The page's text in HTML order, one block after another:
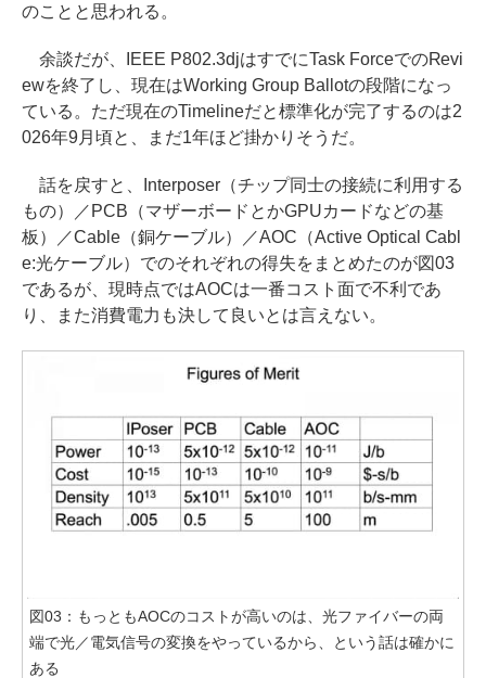
のことと思われる。
余談だが、IEEE P802.3djはすでにTask ForceでのRevi
ewを終了し、現在はWorking Group Ballotの段階になっ
ている。ただ現在のTimelineだと標準化が完了するのは2
026年9月頃と、まだ1年ほど掛かりそうだ。
話を戻すと、Interposer（チップ同士の接続に利用する
もの）／PCB（マザーボードとかGPUカードなどの基
板）／Cable（銅ケーブル）／AOC（Active Optical Cabl
e:光ケーブル）でのそれぞれの得失をまとめたのが図03
であるが、現時点ではAOCは一番コスト面で不利であ
り、また消費電力も決して良いとは言えない。
図03：もっともAOCのコストが高いのは、光ファイバーの両
端で光／電気信号の変換をやっているから、という話は確かに
ある